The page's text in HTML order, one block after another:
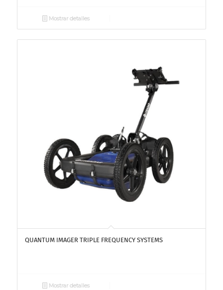
Mostrar detalles
QUANTUM IMAGER TRIPLE FREQUENCY SYSTEMS
Mostrar detalles